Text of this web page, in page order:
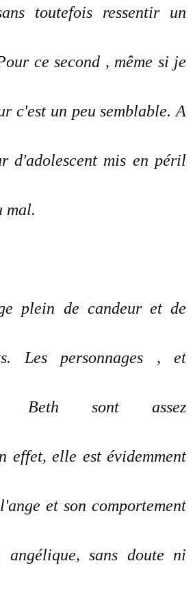
toutefois ressentir un
ce second , même si je
c'est un peu semblable. A
d'adolescent mis en péril
mal.
plein de candeur et de
Les personnages , et
Beth sont assez
effet, elle est évidemment
et son comportement
sans doute ni